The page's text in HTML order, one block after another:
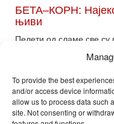
To provide the best
and/or access device
allow us to process data such
site. Not consenting or
БЕТА–КОРН:
њиви
Пелети од сламе све су
потрошачима. Главне